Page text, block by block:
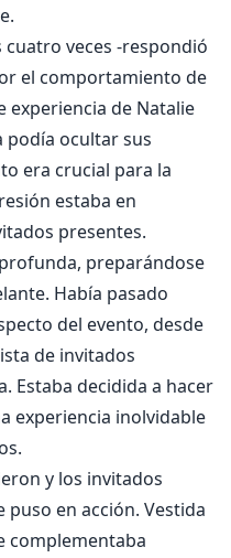
veces -respondió
el comportamiento de
experiencia de Natalie
podía ocultar sus
era crucial para la
estaba en
presentes.
preparándose
Había pasado
del evento, desde
de invitados
Estaba decidida a hacer
experiencia inolvidable
y los invitados
puso en acción. Vestida
complementaba